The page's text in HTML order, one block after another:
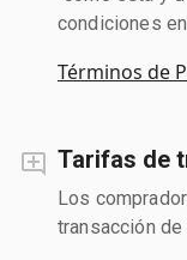
condiciones
Términos de
Tarifas de
Los
transacción